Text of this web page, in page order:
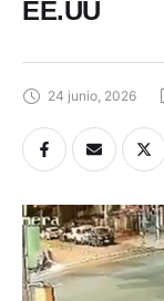
EE.UU
24 junio, 2026